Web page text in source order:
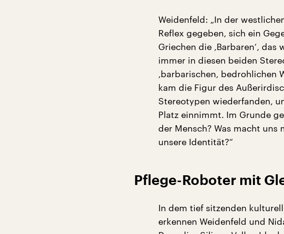
Weidenfeld: „In der
Reflex gegeben, sich ein
Griechen die ‚Barbaren‘, das
immer in diesen beiden
‚barbarischen, bedrohlichen
kam die Figur des
Stereotypen wiederfanden,
Platz einnimmt. Im Grunde
der Mensch? Was macht
unsere Identität?“
Pflege-Roboter mit
In dem tief sitzenden
erkennen Weidenfeld und